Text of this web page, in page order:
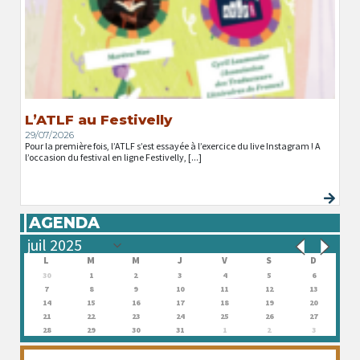
L’ATLF au Festivelly
29/07/2026
Pour la première fois, l’ATLF s’est essayée à l’exercice du live Instagram ! A
l’occasion du festival en ligne Festivelly, [...]
AGENDA
L M M J V S D
30 1 2 3 4 5
6
7
8 9 10 11 12
13
14
15 16 17 18 19
20
21
22 23 24 25 26
27
28
29 30 31 1 2 3